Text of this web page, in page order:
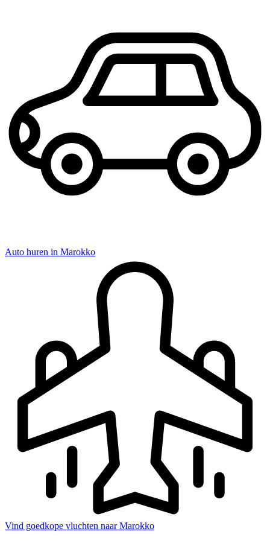
Auto huren in Marokko
Vind goedkope vluchten naar Marokko